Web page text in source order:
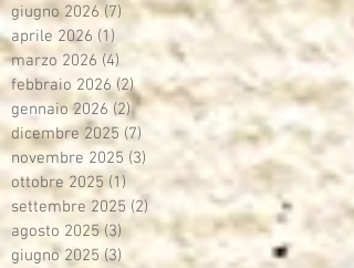
giugno 2026 (7) 7 post
aprile 2026 (1)
marzo 2026 (4) 4 post
febbraio 2026 (2)2 post
gennaio 2026 (2)2 post
dicembre 2025 (7) 7 post
novembre 2025 (3) 3 post
ottobre 2025 (1)1 post
settembre 2025 (2) 2 post
agosto 2025 (3)3 post
giugno 2025 (3)